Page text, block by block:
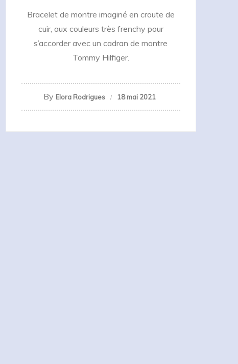
Bracelet de montre imaginé en croute de
cuir, aux couleurs très frenchy pour
s’accorder avec un cadran de montre
Tommy Hilfiger.
By Elora Rodrigues 18 mai 2021